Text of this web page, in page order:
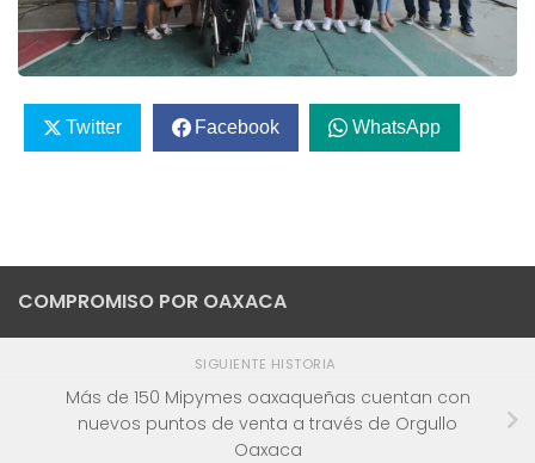
Twitter Facebook WhatsApp
COMPROMISO POR OAXACA
SIGUIENTE HISTORIA
Más de 150 Mipymes oaxaqueñas cuentan con
nuevos puntos de venta a través de Orgullo
Oaxaca